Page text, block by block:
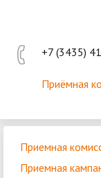
+7 (3435)
Приёмная
Приемная
Приемная